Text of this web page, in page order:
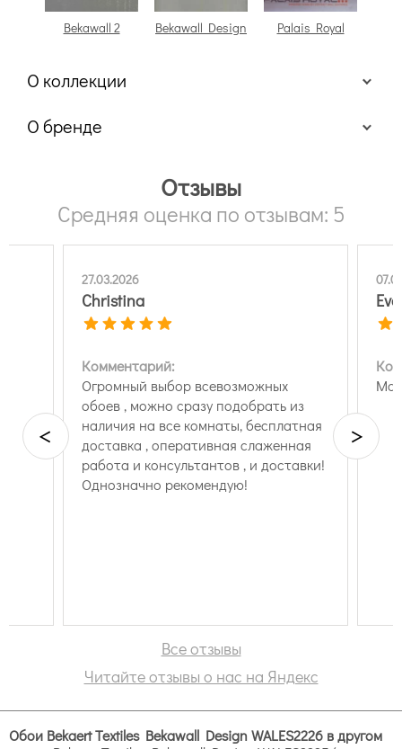
Bekawall 2 Bekawall Design Palais Royal
О коллекции
О бренде
Отзывы
Средняя оценка по отзывам: 5
27.03.2026
Christina
Комментарий:
Огромный выбор всевозможных
обоев , можно сразу подобрать из
наличия на все комнаты, бесплатная
доставка , оперативная слаженная
работа и консультантов , и доставки!
Однозначно рекомендую!
< >
Все отзывы
Читайте отзывы о нас на Яндекс
Обои Bekaert Textiles Bekawall Design WALES2226 в другом